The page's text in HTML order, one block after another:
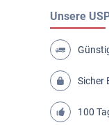
Unsere
Sicher
100